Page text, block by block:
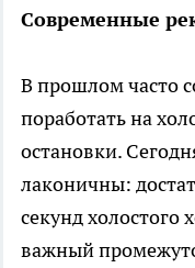
Современные
В прошлом часто
поработать на
остановки.
лаконичны:
секунд холостого
важный